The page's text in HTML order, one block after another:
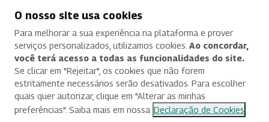
Plataforma Desafios
Inovação Aberta
Contatos
Asa Sul, SPO Área Especial 2-A, CEP 70.610-900,
Brasília/DF
O nosso site usa cookies
Para melhorar a sua experiência na plataforma e prover
serviços personalizados, utilizamos cookies. Ao concordar,
você terá acesso a todas as funcionalidades do site.
Se clicar em "Rejeitar", os cookies que não forem
estritamente necessários serão desativados. Para escolher
quais quer autorizar, clique em "Alterar as minhas
preferências". Saiba mais em nossa Declaração de Cookies